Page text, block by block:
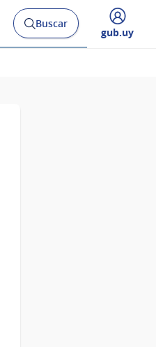
Abrir
buscador
Buscar
Desplegar
gub.uy